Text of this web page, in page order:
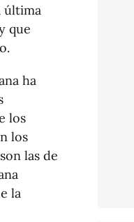
última
que
ha
los
los
las de
la